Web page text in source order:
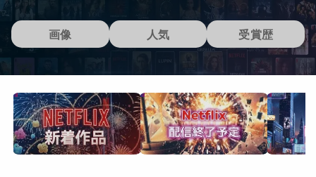
画像 人気 受賞歴